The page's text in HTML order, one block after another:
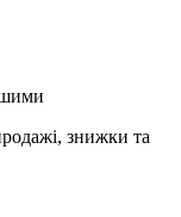
знижки та